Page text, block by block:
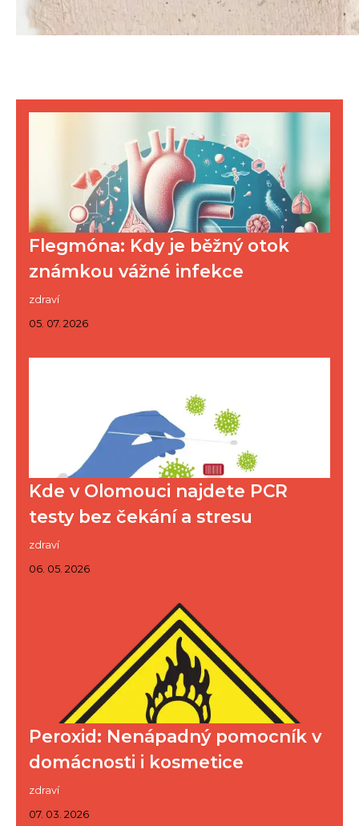
Flegmóna: Kdy je běžný otok
známkou vážné infekce
zdraví
05. 07. 2026
Kde v Olomouci najdete PCR
testy bez čekání a stresu
zdraví
06. 05. 2026
Peroxid: Nenápadný pomocník v
domácnosti i kosmetice
zdraví
07. 03. 2026